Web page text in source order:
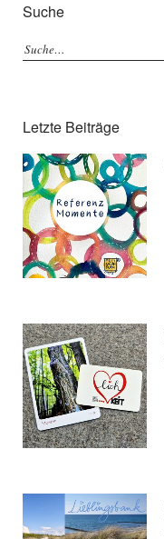
Suche
Letzte Beiträge